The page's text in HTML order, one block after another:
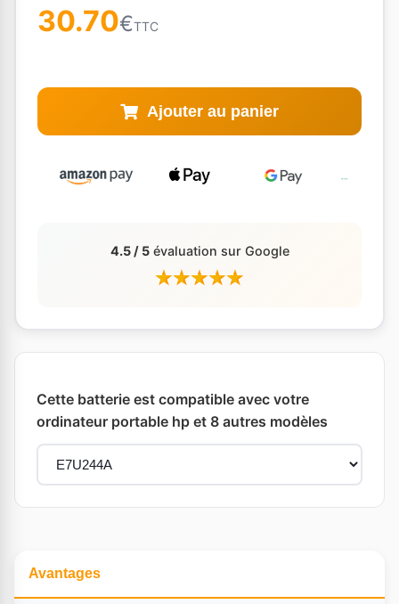
30.70€TTC
Ajouter au panier
4.5 / 5évaluation sur Google
Cette batterie est compatible avec votre
ordinateur portable hp et 8 autres modèles
Avantages